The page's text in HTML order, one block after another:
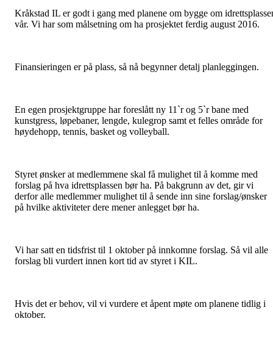
Kråkstad IL er godt i gang med planene om bygge om
vår. Vi har som målsetning om ha prosjektet ferdig august 2016.
Finansieringen er på plass, så nå begynner detalj planleggingen.
En egen prosjektgruppe har foreslått ny 11`r og 5`r bane med
kunstgress, løpebaner, lengde, kulegrop samt et felles område for
høydehopp, tennis, basket og volleyball.
Styret ønsker at medlemmene skal få mulighet til å komme med
forslag på hva idrettsplassen bør ha. På bakgrunn av det, gir vi
derfor alle medlemmer mulighet til å sende inn sine forslag/ønsker
på hvilke aktiviteter dere mener anlegget bør ha.
Vi har satt en tidsfrist til 1 oktober på innkomne forslag. Så vil alle
forslag bli vurdert innen kort tid av styret i KIL.
Hvis det er behov, vil vi vurdere et åpent møte om planene tidlig i
oktober.